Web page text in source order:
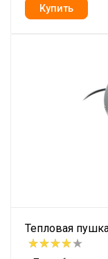
Тепловая